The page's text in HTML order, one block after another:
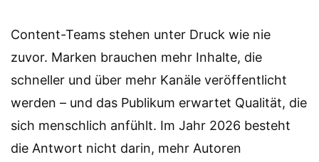
Content-Teams stehen unter Druck wie nie
zuvor. Marken brauchen mehr Inhalte, die
schneller und über mehr Kanäle veröffentlicht
werden – und das Publikum erwartet Qualität, die
sich menschlich anfühlt. Im Jahr 2026 besteht
die Antwort nicht darin, mehr Autoren